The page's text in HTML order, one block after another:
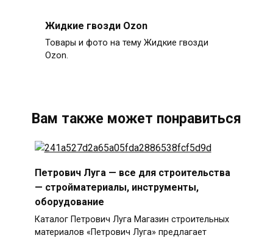
Жидкие гвозди Ozon
Товары и фото на тему Жидкие гвозди
Ozon.
Вам также может понравиться
Петрович Луга — все для строительства
— стройматериалы, инструменты,
оборудование
Каталог Петрович Луга Магазин строительных
материалов «Петрович Луга» предлагает